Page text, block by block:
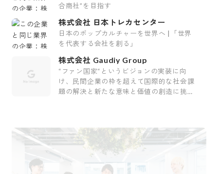
合商社”を目指す
株式会社 日本トレカセンター
日本のポップカルチャーを世界へ |「世界
を代表する会社を創る」
株式会社 Gaudiy Group
“ファン国家“というビジョンの実装に向
け、民間企業の枠を超えて国際的な社会課
題の解決と新たな意味と価値の創造に挑む